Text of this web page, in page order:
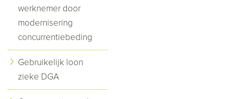
werknemer door
modernisering
concurrentiebeding
Gebruikelijk loon
zieke DGA